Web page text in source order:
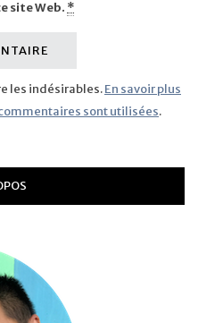
site Web. *
les indésirables.En savoir plus
sont utilisées.